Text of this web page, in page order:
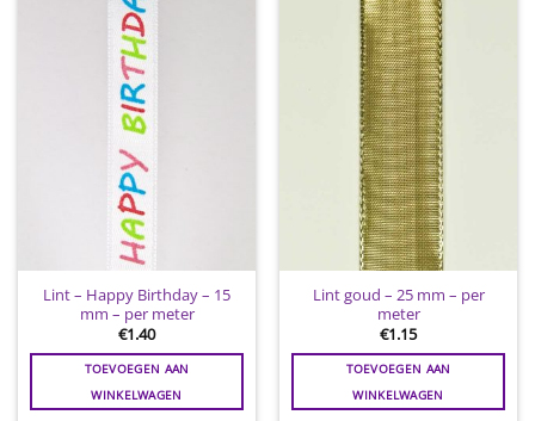
Lint – Happy Birthday – 15
mm – per meter
€1.40
TOEVOEGEN AAN
WINKELWAGEN
Toevoegen
Lint goud – 25 mm – per
meter
€1.15
TOEVOEGEN AAN
WINKELWAGEN